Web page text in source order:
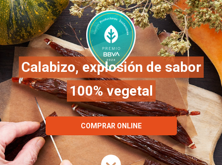
Calabizo, explosión de sabor
100% vegetal
COMPRAR ONLINE